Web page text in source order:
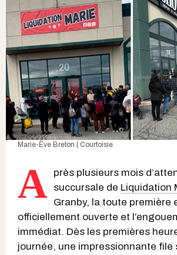
Marie-Ève Breton | Courtoisie
A
près plusieurs mois
succursale de Liquidation
Granby, la toute première
officiellement ouverte et
immédiat. Dès les premières
journée, une impressionnante file